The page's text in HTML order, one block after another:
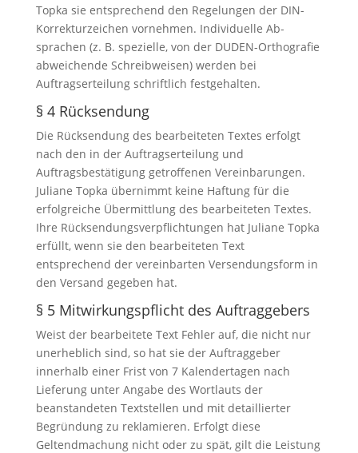
Topka sie entsprechend den Regelungen der DIN-
Korrekturzeichen vornehmen. Individuelle Ab­
sprachen (z. B. spezielle, von der DUDEN-Orthografie
abweichende Schreibweisen) werden bei
Auftragserteilung schriftlich festgehalten.
§ 4 Rücksendung
Die Rücksendung des bearbeiteten Textes erfolgt
nach den in der Auftragserteilung und
Auftragsbestätigung getroffenen Vereinbarungen.
Juliane Topka übernimmt keine Haftung für die
erfolgreiche Übermittlung des bearbeiteten Tex­tes.
Ihre Rücksendungsverpflichtungen hat Juliane Topka
erfüllt, wenn sie den bearbeiteten Text
entsprechend der vereinbarten Versendungsform in
den Versand gegeben hat.
§ 5 Mitwirkungspflicht des Auftraggebers
Weist der bearbeitete Text Fehler auf, die nicht nur
unerheblich sind, so hat sie der Auftraggeber
innerhalb einer Frist von 7 Kalendertagen nach
Lieferung unter Angabe des Wortlauts der
beanstandeten Textstellen und mit detaillierter
Begründung zu reklamieren. Erfolgt diese
Geltendmachung nicht oder zu spät, gilt die Leistung